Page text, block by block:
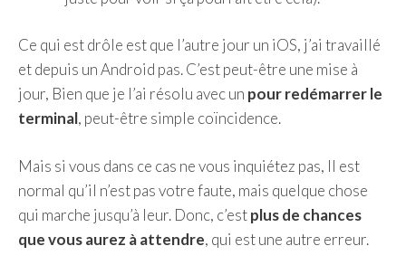
Ce qui est drôle est que l’autre jour un iOS, j’ai travaillé
et depuis un Android pas. C’est peut-être une mise à
jour, Bien que je l’ai résolu avec un pour redémarrer le
terminal, peut-être simple coïncidence.
Mais si vous dans ce cas ne vous inquiétez pas, Il est
normal qu’il n’est pas votre faute, mais quelque chose
qui marche jusqu’à leur. Donc, c’estplus de chances
que vous aurez à attendre, qui est une autre erreur.